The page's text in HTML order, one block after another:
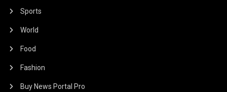
Sports
World
Food
Fashion
Buy News Portal Pro